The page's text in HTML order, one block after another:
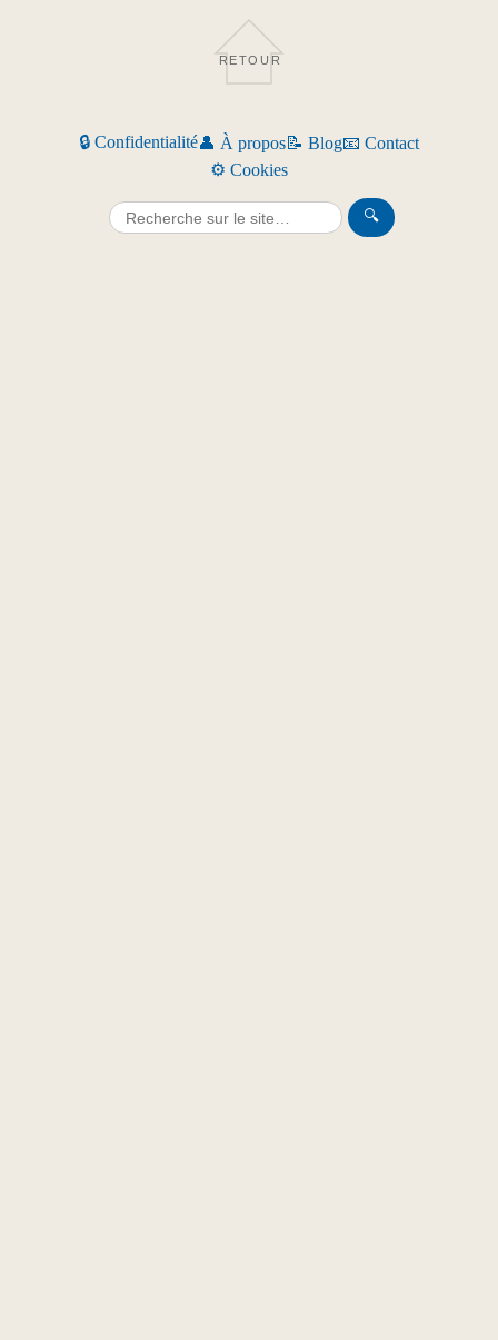
RETOUR
🔒 Confidentialité👤 À propos📝 Blog📧 Contact
⚙️ Cookies
🔍